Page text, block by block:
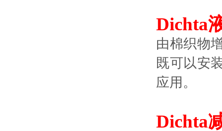
Dichta
由棉织物
既可以安
应用。
Dichta